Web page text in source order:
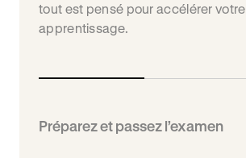
tout est pensé pour accélérer votre
apprentissage.
Préparez et passez l’examen